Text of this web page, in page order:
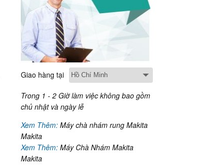
Giao hàng tại
Trong 1 - 2 Giờ làm việc không bao gồm
chủ nhật và ngày lễ
Xem Thêm: Máy chà nhám rung Makita
Makita
Xem Thêm: Máy Chà Nhám Makita
Makita